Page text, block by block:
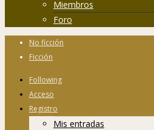
Miembros
Foro
No ficción
Ficción
Following
Acceso
Registro
Mis entradas